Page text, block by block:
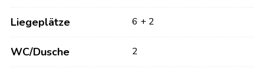
Liegeplätze 6 + 2
WC/Dusche 2